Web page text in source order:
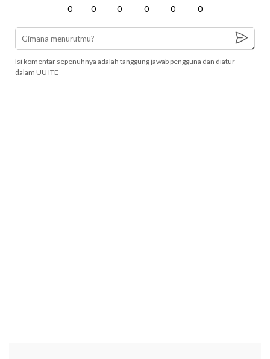
0 0 0 0 0 0
Isi komentar sepenuhnya adalah tanggung jawab pengguna dan diatur
dalam UU ITE